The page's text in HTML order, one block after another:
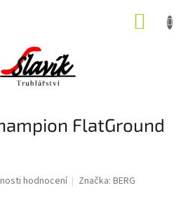
FlatGround
hodnocení Značka:BERG